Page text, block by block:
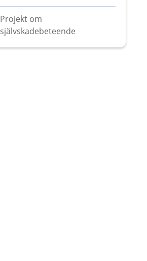
Projekt om
självskadebeteende